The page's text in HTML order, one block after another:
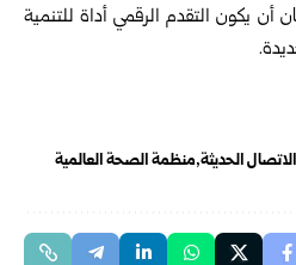
أن يكون التقدم الرقمي أداة للتنمية
الحديثة منظمة الصحة العالمية